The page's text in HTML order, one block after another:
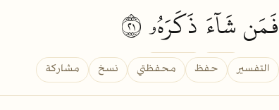
فَمَنشَآءَ ذَكَرَهُۥ
التفسير حفظ محفظتي نسخ مشاركة